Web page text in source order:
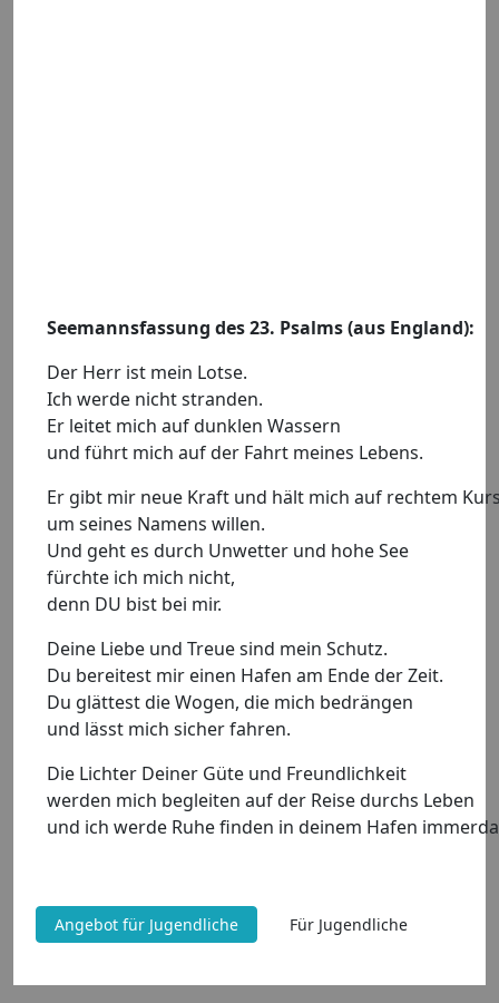
Seemannsfassung des 23. Psalms (aus England):
Der Herr ist mein Lotse.
Ich werde nicht stranden.
Er leitet mich auf dunklen Wassern
und führt mich auf der Fahrt meines Lebens.
Er gibt mir neue Kraft und hält mich auf rechtem
um seines Namens willen.
Und geht es durch Unwetter und hohe See
fürchte ich mich nicht,
denn DU bist bei mir.
Deine Liebe und Treue sind mein Schutz.
Du bereitest mir einen Hafen am Ende der Zeit.
Du glättest die Wogen, die mich bedrängen
und lässt mich sicher fahren.
Die Lichter Deiner Güte und Freundlichkeit
werden mich begleiten auf der Reise durchs Leben
und ich werde Ruhe finden in deinem Hafen
Angebot für Jugendliche Für Jugendliche